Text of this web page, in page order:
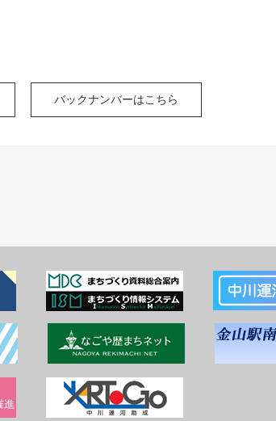
バックナンバーはこちら